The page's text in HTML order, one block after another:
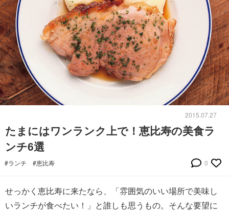
2015.07.27
たまにはワンランク上で！恵比寿の美食ラ
ンチ6選
#ランチ #恵比寿 0
せっかく恵比寿に来たなら、「雰囲気のいい場所で美味し
いランチが食べたい！」と誰しも思うもの。そんな要望に